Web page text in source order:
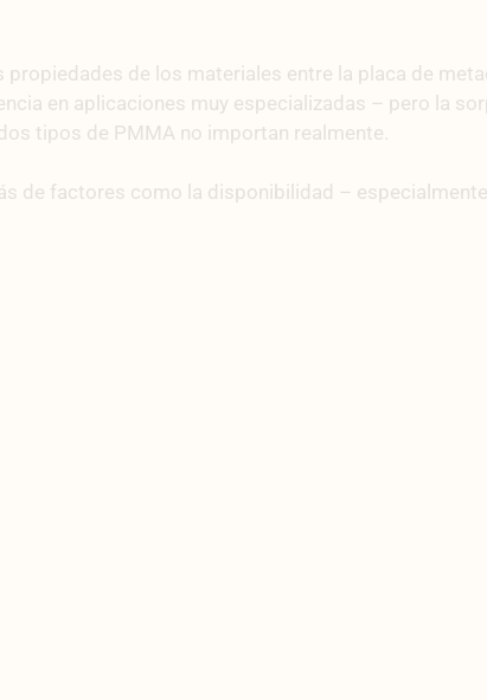
de los materiales entre la placa de
en aplicaciones muy especializadas – pero la
tipos de PMMA no importan realmente.
de factores como la disponibilidad –